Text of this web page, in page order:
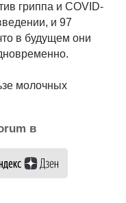
гриппа и COVID-
и 97
в будущем они
молочных
в